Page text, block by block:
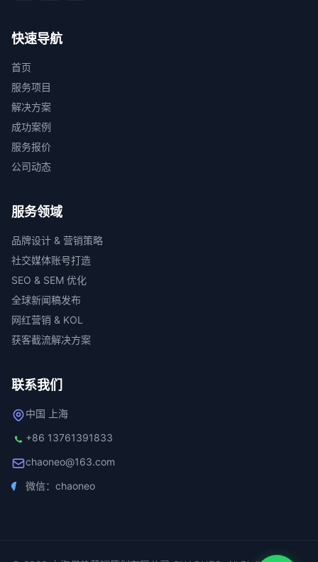
快速导航
首页
服务项目
解决方案
成功案例
服务报价
公司动态
服务领域
品牌设计 & 营销策略
社交媒体账号打造
SEO & SEM 优化
全球新闻稿发布
网红营销 & KOL
获客截流解决方案
联系我们
中国 上海
+86 13761391833
chaoneo@163.com
微信：chaoneo